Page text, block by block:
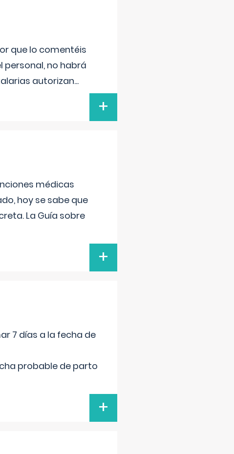
que lo comentéis
personal, no habrá
autorizan...
+
médicas
hoy se sabe que
La Guía sobre
+
7 días a la fecha de
probable de parto
+